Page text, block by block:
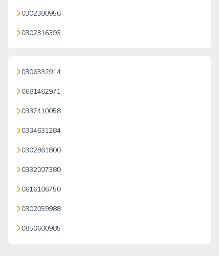
0302380956
0302316393
0306332914
0681462971
0337410058
0334631284
0302861800
0332007380
0616106750
0302059988
0850600985